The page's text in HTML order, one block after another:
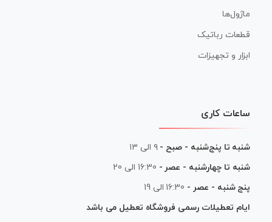
ماژول‌ها
قطعات رباتیک
ابزار و تجهیزات
ساعات کاری
شنبه تا پنج‌شنبه - صبح - ۹ الی ۱۳
شنبه تا چهارشنبه - عصر - 16:30 الی 20
پنج شنبه - عصر - 16:30 الی 19
ایام تعطیلات رسمی فروشگاه تعطیل می باشد